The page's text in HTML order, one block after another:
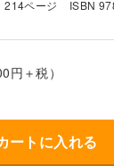
214ページ ISBN
円＋税）
ートに入れる